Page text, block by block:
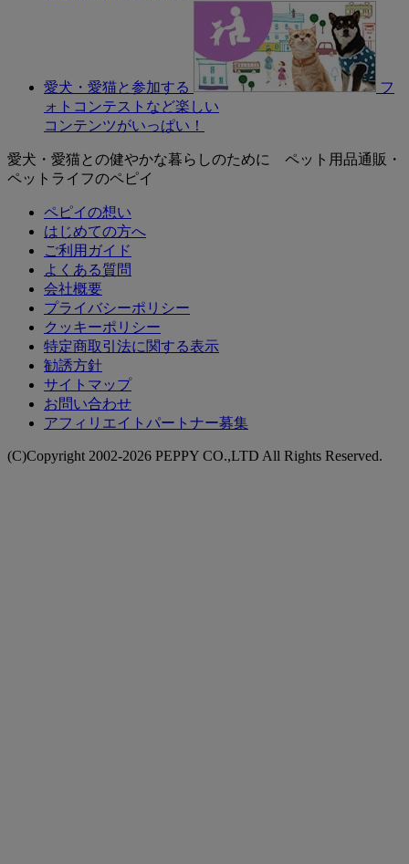
愛犬・愛猫と参加する
フ
ォトコンテストなど楽しい
コンテンツがいっぱい！
愛犬・愛猫との健やかな暮らしのために ペット用品通販・
ペットライフのペピイ
ペピイの想い
はじめての方へ
ご利用ガイド
よくある質問
会社概要
プライバシーポリシー
クッキーポリシー
特定商取引法に関する表示
勧誘方針
サイトマップ
お問い合わせ
アフィリエイトパートナー募集
(C)Copyright 2002-2026 PEPPY CO.,LTD All Rights Reserved.